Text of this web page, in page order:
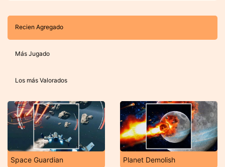
Recien Agregado
Más Jugado
Los más Valorados
Space Guardian Planet Demolish